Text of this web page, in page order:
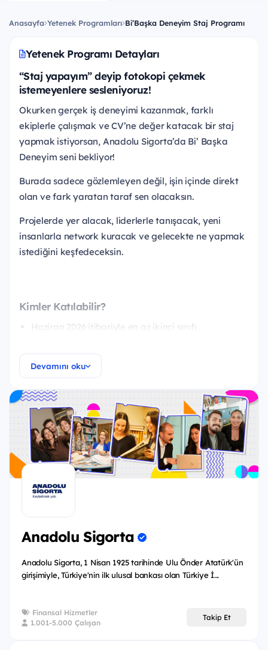
Anasayfa Yetenek Programları Bi’Başka Deneyim Staj Programı
Yetenek Programı Detayları
“Staj yapayım” deyip fotokopi çekmek
istemeyenlere sesleniyoruz!
Okurken gerçek iş deneyimi kazanmak, farklı
ekiplerle çalışmak ve CV’ne değer katacak bir staj
yapmak istiyorsan, Anadolu Sigorta’da Bi’ Başka
Deneyim seni bekliyor!
Burada sadece gözlemleyen değil, işin içinde direkt
olan ve fark yaratan taraf sen olacaksın.
Projelerde yer alacak, liderlerle tanışacak, yeni
insanlarla network kuracak ve gelecekte ne yapmak
istediğini keşfedeceksin.
Kimler Katılabilir?
Haziran 2026 itibariyle en az ikinci sınıfı
SGK primlerin üniversite tarafından karşılanıyorsa,
Haftanın beş günü staj yapabileceksen,
Merakın yüksek, enerjin bol ve ekip ruhun
güçlüyse, Bi’Başka Deneyim yolculuğu seni
bekliyor!
Program Süreci
Devamını oku
Anadolu Sigorta
Anadolu Sigorta, 1 Nisan 1925 tarihinde Ulu Önder Atatürk'ün
girişimiyle, Türkiye'nin ilk ulusal bankası olan Türkiye İ...
Finansal Hizmetler
1.001-5.000 Çalışan
Takip Et